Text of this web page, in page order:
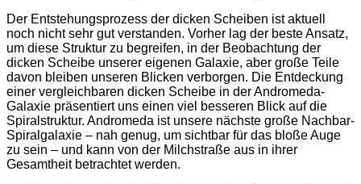
Der Entstehungsprozess der dicken Scheiben ist aktuell
noch nicht sehr gut verstanden. Vorher lag der beste Ansatz,
um diese Struktur zu begreifen, in der Beobachtung der
dicken Scheibe unserer eigenen Galaxie, aber große Teile
davon bleiben unseren Blicken verborgen. Die Entdeckung
einer vergleichbaren dicken Scheibe in der Andromeda-
Galaxie präsentiert uns einen viel besseren Blick auf die
Spiralstruktur. Andromeda ist unsere nächste große Nachbar-
Spiralgalaxie – nah genug, um sichtbar für das bloße Auge
zu sein – und kann von der Milchstraße aus in ihrer
Gesamtheit betrachtet werden.